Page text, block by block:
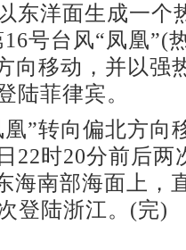
东洋面生成一个
号台风“凤凰”(
向移动，并以强
陆菲律宾。
转向偏北方向
22时20分前后两
海南部海面上，
登陆浙江。(完)